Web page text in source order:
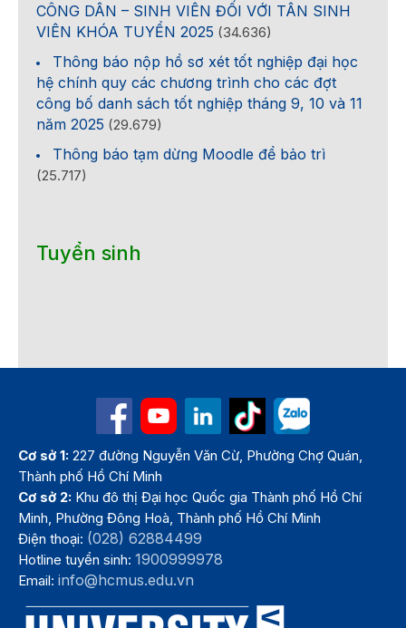
CÔNG DÂN – SINH VIÊN ĐỐI VỚI TÂN SINH
VIÊN KHÓA TUYỂN 2025 (34.636)
Thông báo nộp hồ sơ xét tốt nghiệp đại học
hệ chính quy các chương trình cho các đợt
công bố danh sách tốt nghiệp tháng 9, 10 và 11
năm 2025 (29.679)
Thông báo tạm dừng Moodle để bảo trì
(25.717)
Tuyển sinh
Cơ sở 1: 227 đường Nguyễn Văn Cừ, Phường Chợ Quán,
Thành phố Hồ Chí Minh
Cơ sở 2: Khu đô thị Đại học Quốc gia Thành phố Hồ Chí
Minh, Phường Đông Hoà, Thành phố Hồ Chí Minh
Điện thoại: (028) 62884499
Hotline tuyển sinh:1900999978
Email:info@hcmus.edu.vn